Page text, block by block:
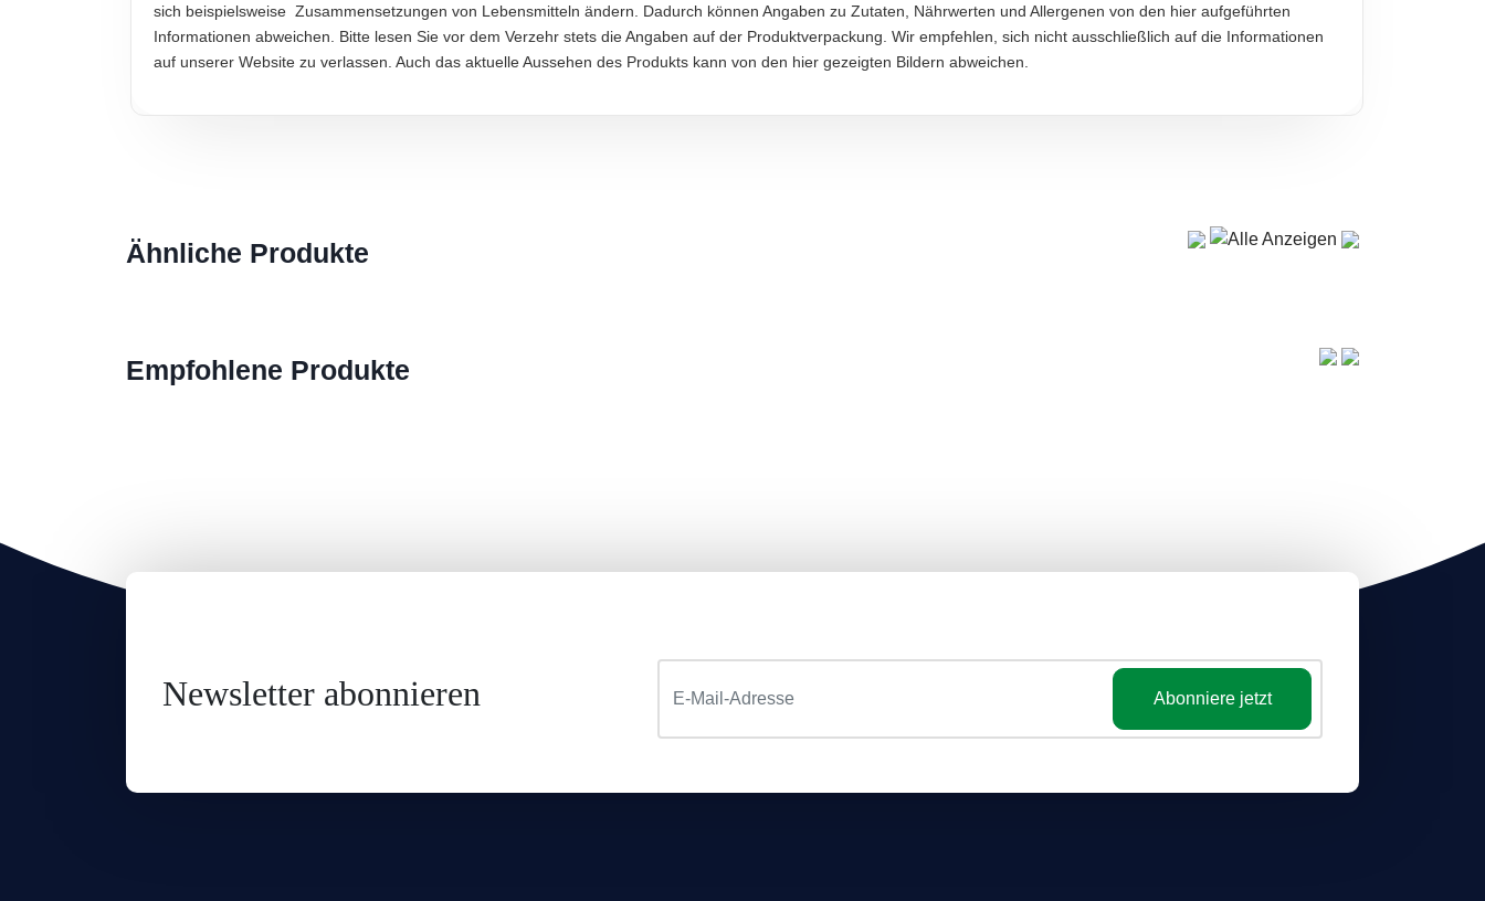
sich beispielsweise Zusammensetzungen von Lebensmitteln ändern. Dadurch können Angaben zu Zutaten, Nährwerten und Allergenen von den hier aufgeführten
Informationen abweichen. Bitte lesen Sie vor dem Verzehr stets die Angaben auf der Produktverpackung. Wir empfehlen, sich nicht ausschließlich auf die Informationen
auf unserer Website zu verlassen. Auch das aktuelle Aussehen des Produkts kann von den hier gezeigten Bildern abweichen.
Ähnliche Produkte
Empfohlene Produkte
Newsletter abonnieren Abonniere jetzt